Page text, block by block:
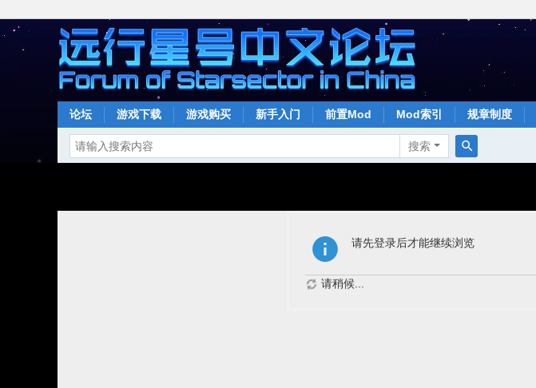
论坛 游戏下载 游戏购买 新手入门 前置Mod Mod索引 规章制度
搜索
搜
请先登录后才能继续浏览
请稍候...